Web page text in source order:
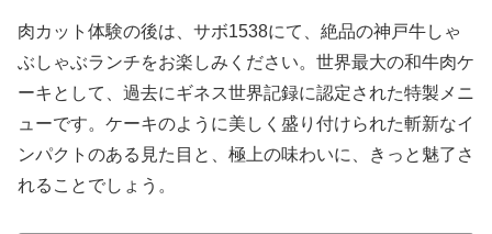
肉カット体験の後は、サボ1538にて、絶品の神戸牛しゃ
ぶしゃぶランチをお楽しみください。世界最大の和牛肉ケ
ーキとして、過去にギネス世界記録に認定された特製メニ
ューです。ケーキのように美しく盛り付けられた斬新なイ
ンパクトのある見た目と、極上の味わいに、きっと魅了さ
れることでしょう。